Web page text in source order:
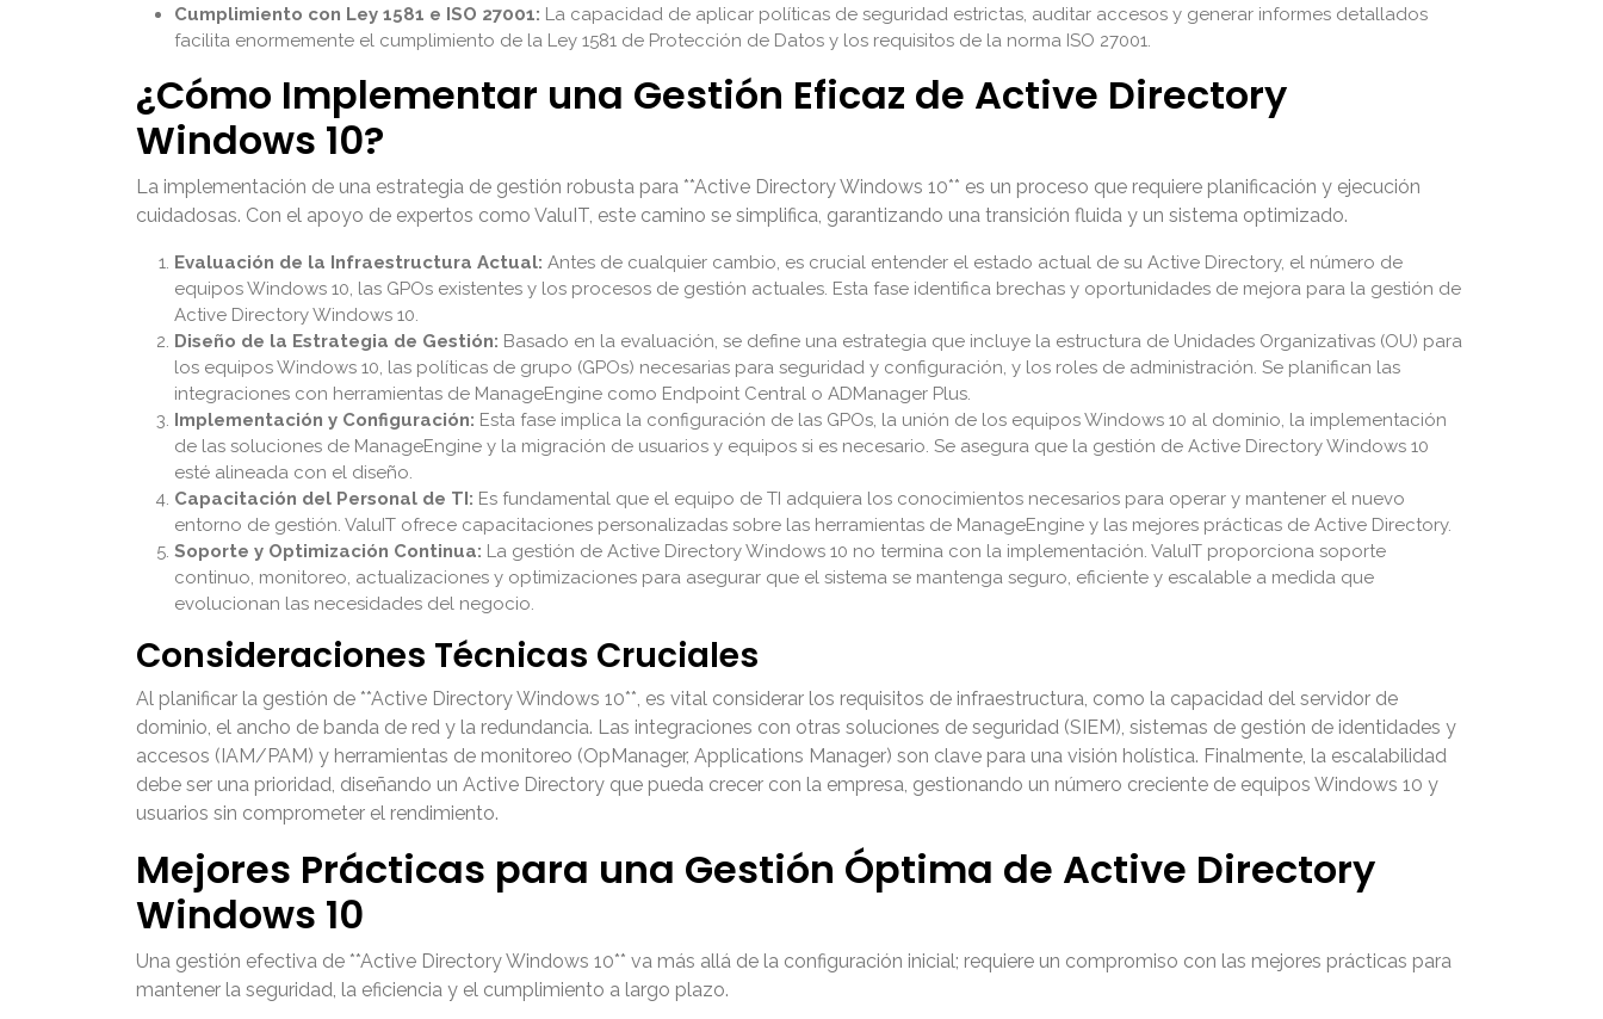
Cumplimiento con Ley 1581 e ISO 27001: La capacidad de aplicar políticas de seguridad estrictas, auditar accesos y generar informes detallados
facilita enormemente el cumplimiento de la Ley 1581 de Protección de Datos y los requisitos de la norma ISO 27001.
¿Cómo Implementar una Gestión Eficaz de Active Directory
Windows 10?
La implementación de una estrategia de gestión robusta para **Active Directory Windows 10** es un proceso que requiere planificación y ejecución
cuidadosas. Con el apoyo de expertos como ValuIT, este camino se simplifica, garantizando una transición fluida y un sistema optimizado.
Evaluación de la Infraestructura Actual: Antes de cualquier cambio, es crucial entender el estado actual de su Active Directory, el número de
equipos Windows 10, las GPOs existentes y los procesos de gestión actuales. Esta fase identifica brechas y oportunidades de mejora para la gestión de
Active Directory Windows 10.
Diseño de la Estrategia de Gestión: Basado en la evaluación, se define una estrategia que incluye la estructura de Unidades Organizativas (OU) para
los equipos Windows 10, las políticas de grupo (GPOs) necesarias para seguridad y configuración, y los roles de administración. Se planifican las
integraciones con herramientas de ManageEngine como Endpoint Central o ADManager Plus.
Implementación y Configuración: Esta fase implica la configuración de las GPOs, la unión de los equipos Windows 10 al dominio, la implementación
de las soluciones de ManageEngine y la migración de usuarios y equipos si es necesario. Se asegura que la gestión de Active Directory Windows 10
esté alineada con el diseño.
Capacitación del Personal de TI: Es fundamental que el equipo de TI adquiera los conocimientos necesarios para operar y mantener el nuevo
entorno de gestión. ValuIT ofrece capacitaciones personalizadas sobre las herramientas de ManageEngine y las mejores prácticas de Active Directory.
Soporte y Optimización Continua: La gestión de Active Directory Windows 10 no termina con la implementación. ValuIT proporciona soporte
continuo, monitoreo, actualizaciones y optimizaciones para asegurar que el sistema se mantenga seguro, eficiente y escalable a medida que
evolucionan las necesidades del negocio.
Consideraciones Técnicas Cruciales
Al planificar la gestión de **Active Directory Windows 10**, es vital considerar los requisitos de infraestructura, como la capacidad del servidor de
dominio, el ancho de banda de red y la redundancia. Las integraciones con otras soluciones de seguridad (SIEM), sistemas de gestión de identidades y
accesos (IAM/PAM) y herramientas de monitoreo (OpManager, Applications Manager) son clave para una visión holística. Finalmente, la escalabilidad
debe ser una prioridad, diseñando un Active Directory que pueda crecer con la empresa, gestionando un número creciente de equipos Windows 10 y
usuarios sin comprometer el rendimiento.
Mejores Prácticas para una Gestión Óptima de Active Directory
Windows 10
Una gestión efectiva de **Active Directory Windows 10** va más allá de la configuración inicial; requiere un compromiso con las mejores prácticas para
mantener la seguridad, la eficiencia y el cumplimiento a largo plazo.